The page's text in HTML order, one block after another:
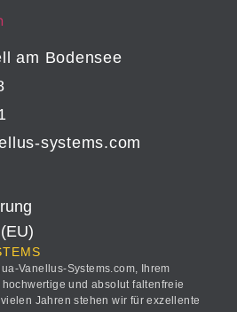
am Bodensee
systems.com
Vanellus-Systems.com, Ihrem
und absolut faltenfreie
Jahren stehen wir für exzellente